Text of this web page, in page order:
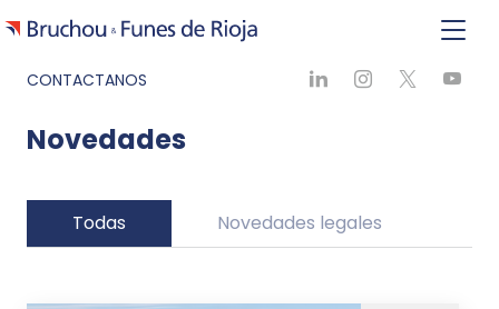
CONTACTANOS
Novedades
Todas Novedades legales